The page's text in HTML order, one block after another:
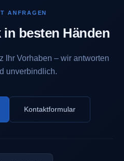
ANFRAGEN
in besten Händen
Ihr Vorhaben – wir antworten
unverbindlich.
Kontaktformular